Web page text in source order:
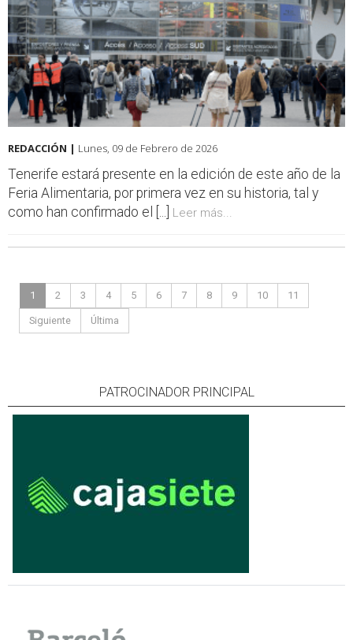
REDACCIÓN | Lunes, 09 de Febrero de 2026
Tenerife estará presente en la edición de este año de la
Feria Alimentaria, por primera vez en su historia, tal y
como han confirmado el [...]
Leer más...
1 2 3 4 5 6 7 8 9 10 11
Siguiente Última
PATROCINADOR PRINCIPAL